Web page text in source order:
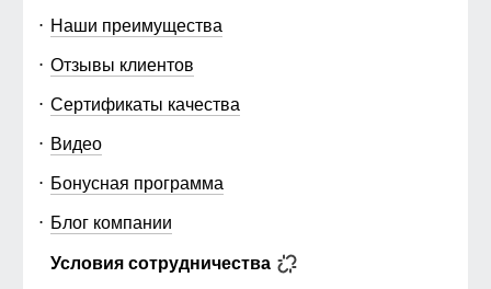
Наши преимущества
Отзывы клиентов
Сертификаты качества
Видео
Бонусная программа
Блог компании
Условия сотрудничества